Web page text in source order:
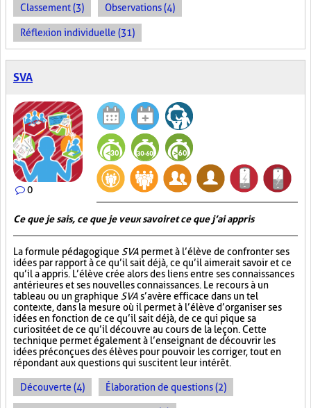
Classement (3) Observations (4)
Réflexion individuelle (31)
SVA
0
Ce que je sais, ce que je veux savoir et ce que j’ai appris
La formule pédagogique SVA permet à l’élève de confronter ses
idées par rapport à ce qu’il sait déjà, ce qu’il aimerait savoir et ce
qu’il a appris. L’élève crée alors des liens entre ses connaissances
antérieures et ses nouvelles connaissances. Le recours à un
tableau ou un graphique SVA s’avère efficace dans un tel
contexte, dans la mesure où il permet à l’élève d’organiser ses
idées en fonction de ce qu’il sait déjà, de ce qui pique sa
curiosité et de ce qu’il découvre au cours de la leçon. Cette
technique permet également à l’enseignant de découvrir les
idées préconçues des élèves pour pouvoir les corriger, tout en
répondant aux questions qui suscitent leur intérêt.
Découverte (4) Élaboration de questions (2)